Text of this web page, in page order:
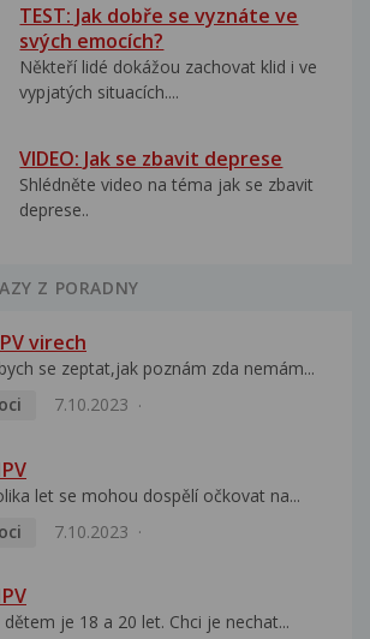
TEST: Jak dobře se vyznáte ve
svých emocích?
Někteří lidé dokážou zachovat klid i ve
vypjatých situacích....
VIDEO: Jak se zbavit deprese
Shlédněte video na téma jak se zbavit
deprese..
Z PORADNY
virech
se zeptat,jak poznám zda nemám...
7.10.2023
let se mohou dospělí očkovat na...
7.10.2023
je 18 a 20 let. Chci je nechat...